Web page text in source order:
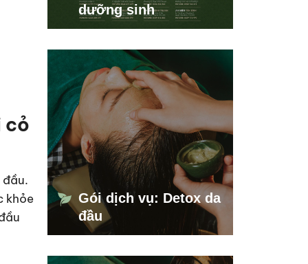
cỏ
khỏe
dưỡng sinh
Gói dịch vụ: Detox da
đầu